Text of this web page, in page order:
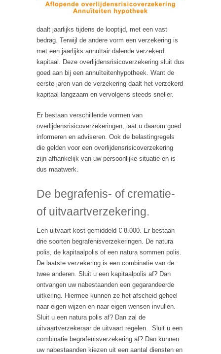
daalt jaarlijks tijdens de looptijd, met een vast
bedrag. Terwijl de andere vorm een verzekering is
met een jaarlijks annuïtair dalende verzekerd
kapitaal. Deze overlijdensrisicoverzekering sluit dus
goed aan bij een annuïteitenhypotheek. Want de
eerste jaren van de verzekering daalt het verzekerd
kapitaal langzaam en vervolgens steeds sneller.
Er bestaan verschillende vormen van
overlijdensrisicoverzekeringen, laat u daarom goed
informeren en adviseren. Ook de belastingregels
die gelden voor een overlijdensrisicoverzekering
zijn afhankelijk van uw persoonlijke situatie en is
dus maatwerk.
De begrafenis- of crematie-
of uitvaartverzekering.
Een uitvaart kost gemiddeld € 8.000. Er bestaan
drie soorten begrafenisverzekeringen. De natura
polis, de kapitaalpolis of een natura sommen polis.
De laatste verzekering is een combinatie van de
twee anderen. Sluit u een kapitaalpolis af? Dan
ontvangen uw nabestaanden een gegarandeerde
uitkering. Hiermee kunnen ze het afscheid geheel
naar eigen wijzen en naar eigen wensen invullen.
Sluit u een natura polis af? Dan zal de
uitvaartverzekeraar de uitvaart regelen. Sluit u een
combinatie begrafenisverzekering af? Dan kunnen
uw nabestaanden kiezen uit een aantal diensten en